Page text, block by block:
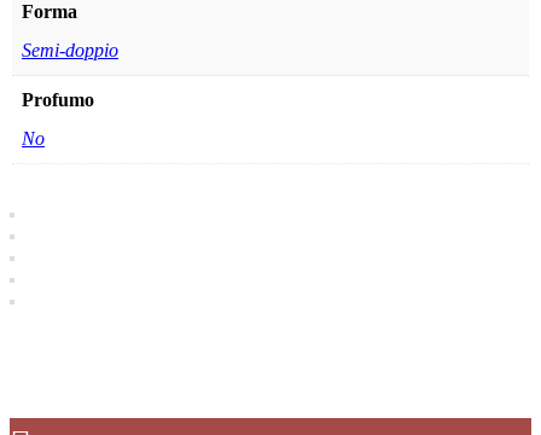
Forma
Semi-doppio
Profumo
No